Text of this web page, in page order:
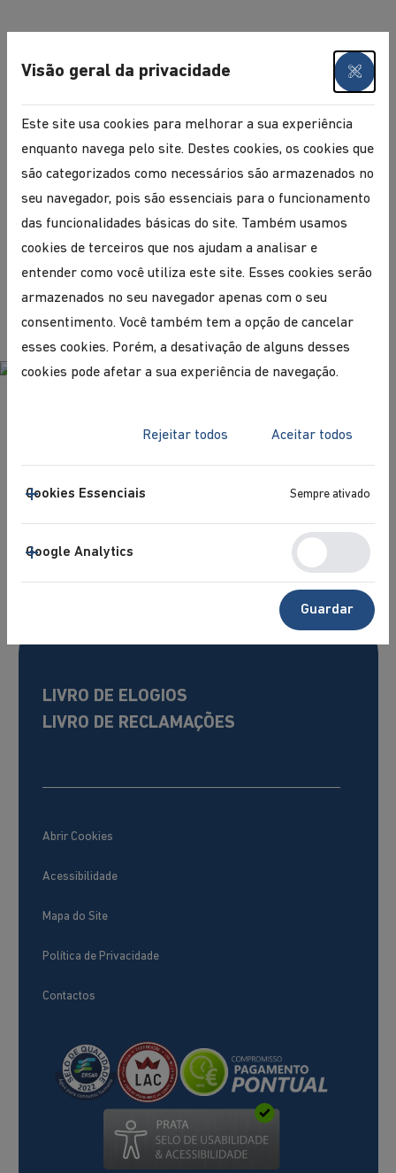
Normas Internas
LIVRO DE ELOGIOS
LIVRO DE RECLAMAÇÕES
Abrir Cookies
Acessibilidade
Mapa do Site
Política de Privacidade
Contactos
Visão geral da privacidade
Este site usa cookies para melhorar a sua experiência
enquanto navega pelo site. Destes cookies, os cookies que
são categorizados como necessários são armazenados no
seu navegador, pois são essenciais para o funcionamento
das funcionalidades básicas do site. Também usamos
cookies de terceiros que nos ajudam a analisar e
entender como você utiliza este site. Esses cookies serão
armazenados no seu navegador apenas com o seu
consentimento. Você também tem a opção de cancelar
esses cookies. Porém, a desativação de alguns desses
cookies pode afetar a sua experiência de navegação.
Rejeitar todos Aceitar todos
Cookies Essenciais Sempre ativado
Google Analytics
Guardar